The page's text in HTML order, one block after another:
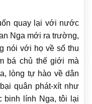
quay lại với nước
Nga mới ra trường,
nói với họ về số thu
bá chủ thế giới mà
lòng tự hào về dân
quân phát-xít như
binh lính Nga, tôi lại